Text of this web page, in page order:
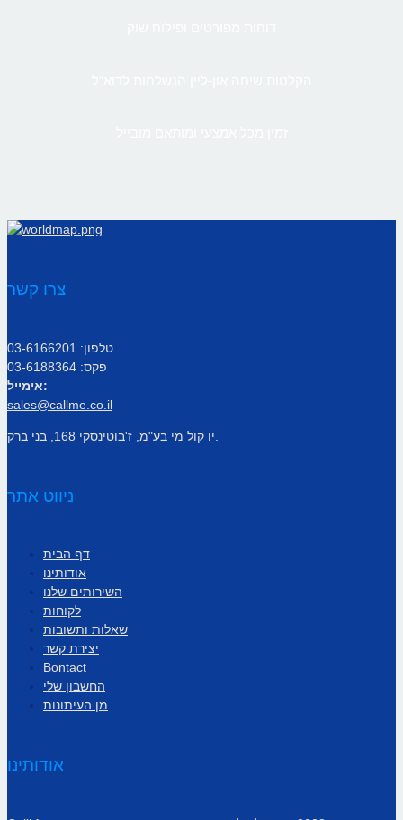
צרו קשר
טלפון: 03-6166201
פקס: 03-6188364
אימייל:
sales@callme.co.il
ניווט אתר
דף הבית
אודותינו
השירותים שלנו
לקוחות
שאלות ותשובות
יצירת קשר
Bontact
החשבון שלי
מן העיתונות
אודותינו